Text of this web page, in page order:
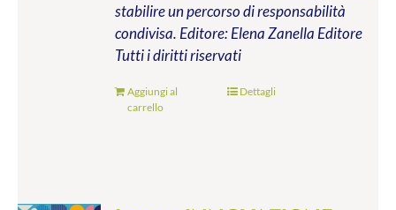
stabilire un percorso di responsabilità
condivisa. Editore: Elena Zanella Editore
Tutti i diritti riservati
Aggiungi al
carrello
Dettagli